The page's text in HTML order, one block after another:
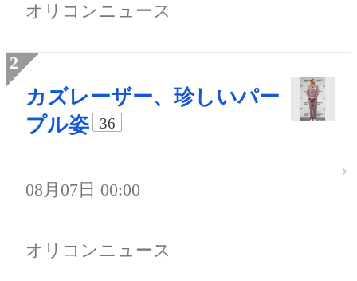
オリコンニュース
カズレーザー、珍しいパー
プル姿
36
08月07日 00:00
オリコンニュース